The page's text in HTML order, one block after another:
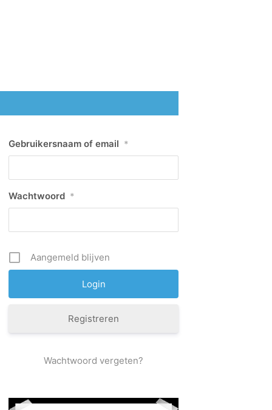
Gebruikersnaam of email *
Wachtwoord *
Aangemeld blijven
Registreren
Wachtwoord vergeten?